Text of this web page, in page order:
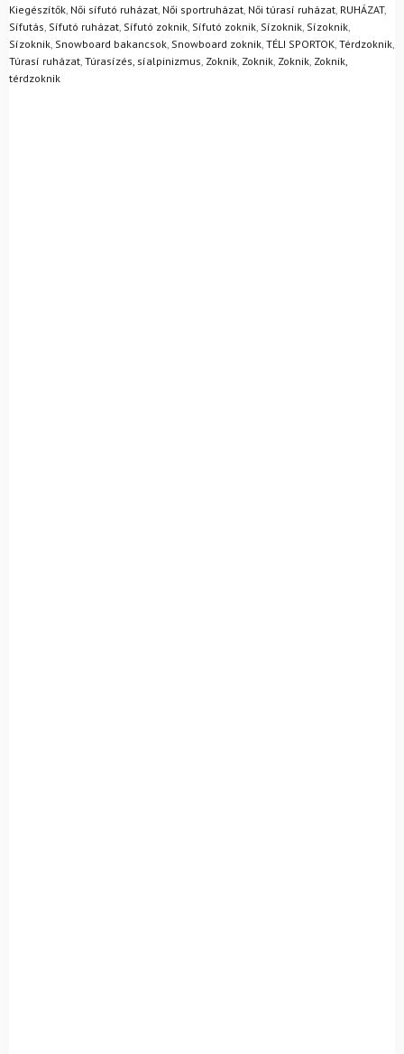
Kiegészítők Női sífutó ruházat Női sportruházat Női túrasí ruházat RUHÁZAT,
Sífutás Sífutó ruházat Sífutó zoknik Sífutó zoknik Sízoknik Sízoknik
Sízoknik Snowboard bakancsok Snowboard zoknik TÉLI SPORTOK Térdzoknik
Túrasí ruházat Túrasízés, síalpinizmus Zoknik Zoknik Zoknik Zoknik,
térdzoknik